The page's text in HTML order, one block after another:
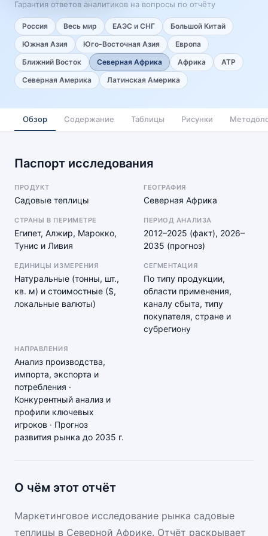
Гарантия ответов аналитиков на вопросы по отчёту
Россия Весь мир ЕАЭС и СНГ
Большой Китай
Южная Азия
Юго-Восточная Азия
Европа
Ближний Восток
Северная Африка Африка
АТР
Северная Америка
Латинская Америка
Обзор Содержание Таблицы Рисунки
Паспорт исследования
ПРОДУКТ
Садовые теплицы
ГЕОГРАФИЯ
Северная Африка
СТРАНЫ В ПЕРИМЕТРЕ
Египет, Алжир, Марокко,
Тунис и Ливия
ПЕРИОД АНАЛИЗА
2012–2025 (факт), 2026–
2035 (прогноз)
ЕДИНИЦЫ ИЗМЕРЕНИЯ
Натуральные (тонны, шт.,
кв. м) и стоимостные ($,
локальные валюты)
СЕГМЕНТАЦИЯ
По типу продукции,
области применения,
каналу сбыта, типу
покупателя, стране и
субрегиону
НАПРАВЛЕНИЯ
Анализ производства,
импорта, экспорта и
потребления ·
Конкурентный анализ и
профили ключевых
игроков · Прогноз
развития рынка до 2035 г.
О чём этот отчёт
Маркетинговое исследование рынка садовые
теплицы в Северной Африке. Отчёт раскрывает